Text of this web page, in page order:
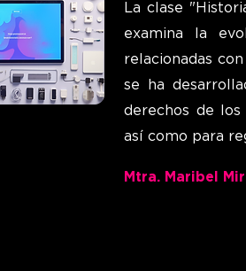
La clase
examina la
relacionadas
se ha
derechos de los
así como para
Mtra. Maribel